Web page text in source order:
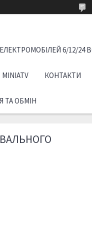
6/12/24
КОНТАКТИ
ТА ОБМІН